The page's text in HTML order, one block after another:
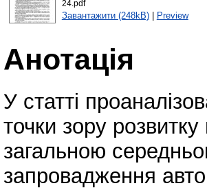
24.pdf
Завантажити (248kB)| Preview
Анотація
У статті
точки зору
загальною
запровадження